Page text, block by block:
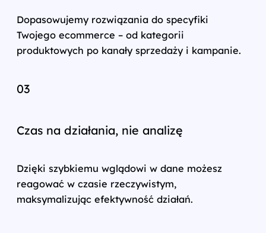
Dopasowujemy rozwiązania do specyfiki
Twojego ecommerce – od kategorii
produktowych po kanały sprzedaży i kampanie.
03
Czas na działania, nie analizę
Dzięki szybkiemu wglądowi w dane możesz
reagować w czasie rzeczywistym,
maksymalizując efektywność działań.